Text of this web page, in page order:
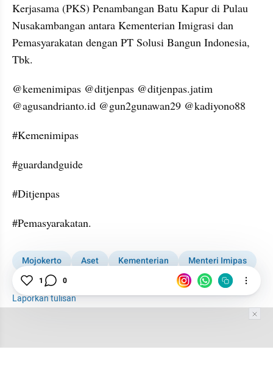
Kerjasama (PKS) Penambangan Batu Kapur di Pulau
Nusakambangan antara Kementerian Imigrasi dan
Pemasyarakatan dengan PT Solusi Bangun Indonesia,
Tbk.
@kemenimipas @ditjenpas @ditjenpas.jatim
@agusandrianto.id @gun2gunawan29 @kadiyono88
#Kemenimipas
#guardandguide
#Ditjenpas
#Pemasyarakatan.
Mojokerto Aset Kementerian
Menteri Imipas
Imigrasi
Kementerian Imigrasi dan Pemasyarakatan
Laporkan tulisan
1 0